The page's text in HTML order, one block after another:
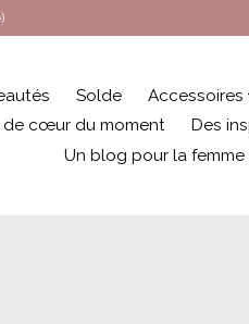
Solde Accessoires
de cœur du moment
Des
Un blog pour la